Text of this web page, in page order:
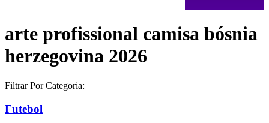
arte profissional camisa bósnia
herzegovina 2026
Filtrar Por Categoria:
Futebol